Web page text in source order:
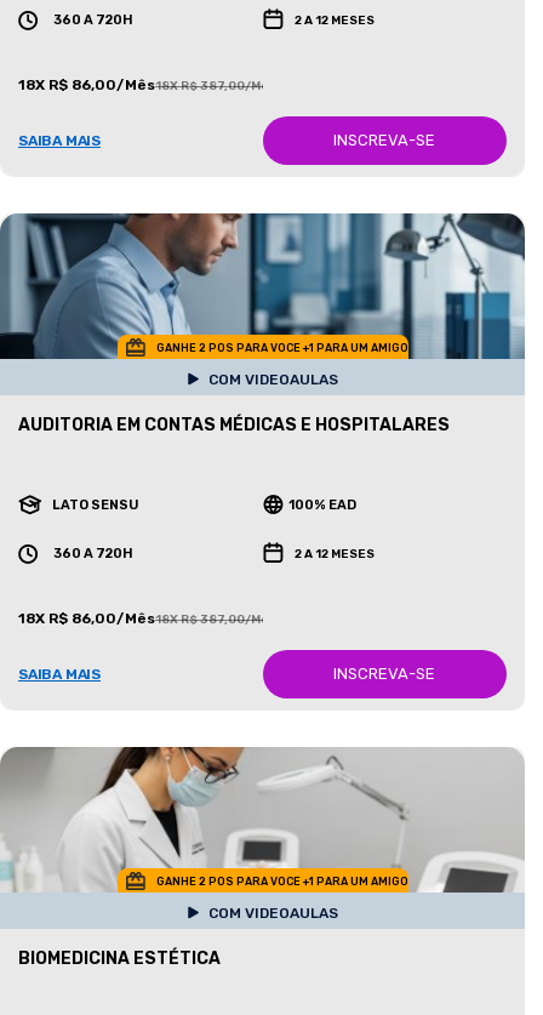
360 A 720H 2 A 12 MESES
18X R$ 86,00/Mês18X R$ 387,00/Mês
SAIBA MAIS INSCREVA-SE
GANHE 2 POS PARA VOCE +1 PARA UM AMIGO
COM VIDEOAULAS
AUDITORIA EM CONTAS MÉDICAS E HOSPITALARES
LATO SENSU 100% EAD
360 A 720H 2 A 12 MESES
18X R$ 86,00/Mês18X R$ 387,00/Mês
SAIBA MAIS INSCREVA-SE
GANHE 2 POS PARA VOCE +1 PARA UM AMIGO
COM VIDEOAULAS
BIOMEDICINA ESTÉTICA